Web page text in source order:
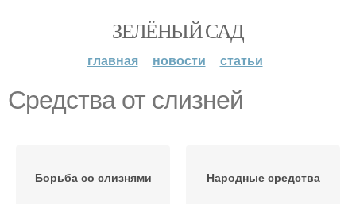
ЗЕЛЁНЫЙ САД
главная новости статьи
Средства от слизней
Борьба со слизнями Народные средства